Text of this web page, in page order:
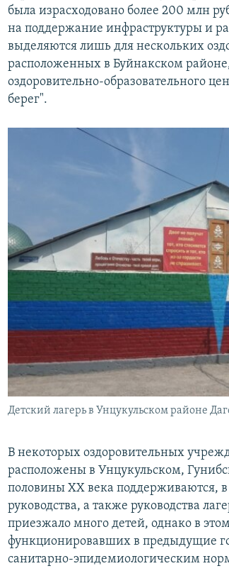
была израсходовано более 200 млн
на поддержание инфраструктуры и
выделяются лишь для нескольких
расположенных в Буйнакском
оздоровительно-образовательного
берег".
Детский лагерь в Унцукульском районе
В некоторых оздоровительных
расположены в Унцукульском,
половины ХХ века поддерживаются,
руководства, а также руководства
приезжало много детей, однако в
функционировавших в предыдущие
санитарно-эпидемиологическим